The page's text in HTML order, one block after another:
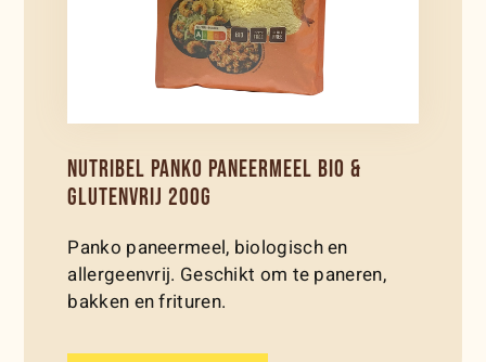
NUTRIBEL PANKO PANEERMEEL BIO &
GLUTENVRIJ 200G
Panko paneermeel, biologisch en
allergeenvrij. Geschikt om te paneren,
bakken en frituren.